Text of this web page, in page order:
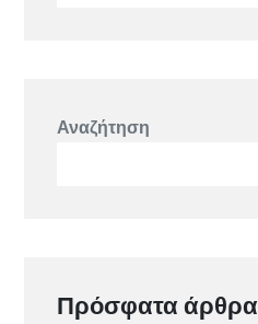
Αναζήτηση
Πρόσφατα άρθρα